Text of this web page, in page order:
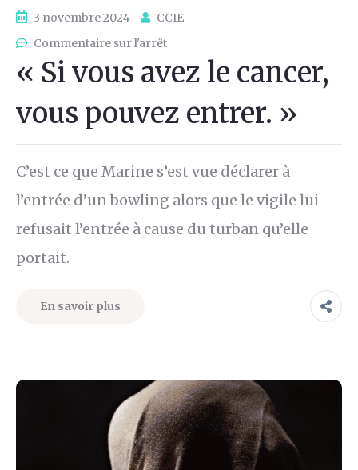
3 novembre 2024
CCIE
Commentaire sur l'arrêt
« Si vous avez le cancer,
vous pouvez entrer. »
C’est ce que Marine s’est vue déclarer à
l’entrée d’un bowling alors que le vigile lui
refusait l’entrée à cause du turban qu’elle
portait.
En savoir plus